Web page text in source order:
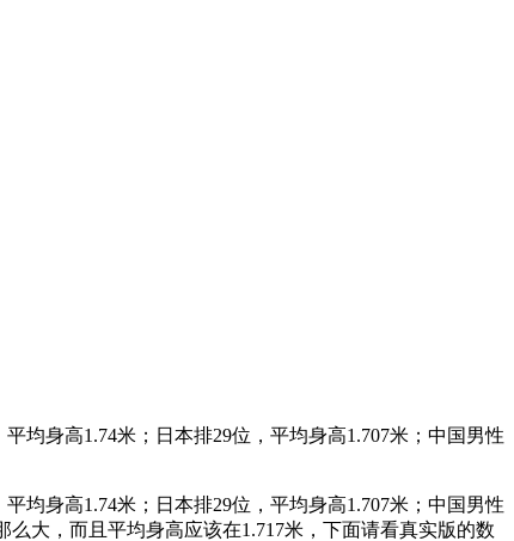
均身高1.74米；日本排29位，平均身高1.707米；中国男性
均身高1.74米；日本排29位，平均身高1.707米；中国男性
大，而且平均身高应该在1.717米，下面请看真实版的数